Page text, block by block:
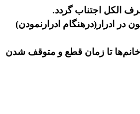
در ادرار(درهنگام ادرارنمودن)
خانم‌ها تا زمان قطع و متوقف شدن